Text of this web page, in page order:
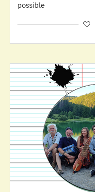
possible